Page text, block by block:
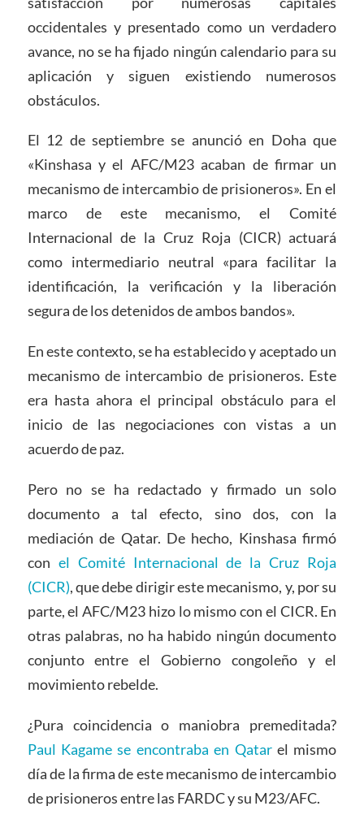
occidentales y presentado como un verdadero
avance, no se ha fijado ningún calendario para su
aplicación y siguen existiendo numerosos
obstáculos.
El 12 de septiembre se anunció en Doha que
«Kinshasa y el AFC/M23 acaban de firmar un
mecanismo de intercambio de prisioneros». En el
marco de este mecanismo, el Comité
Internacional de la Cruz Roja (CICR) actuará
como intermediario neutral «para facilitar la
identificación, la verificación y la liberación
segura de los detenidos de ambos bandos».
En este contexto, se ha establecido y aceptado un
mecanismo de intercambio de prisioneros. Este
era hasta ahora el principal obstáculo para el
inicio de las negociaciones con vistas a un
acuerdo de paz.
Pero no se ha redactado y firmado un solo
documento a tal efecto, sino dos, con la
mediación de Qatar. De hecho, Kinshasa firmó
con el Comité Internacional de la Cruz Roja
(CICR), que debe dirigir este mecanismo, y, por su
parte, el AFC/M23 hizo lo mismo con el CICR. En
otras palabras, no ha habido ningún documento
conjunto entre el Gobierno congoleño y el
movimiento rebelde.
¿Pura coincidencia o maniobra premeditada?
Paul Kagame se encontraba en Qatarel mismo
día de la firma de este mecanismo de intercambio
de prisioneros entre las FARDC y su M23/AFC.